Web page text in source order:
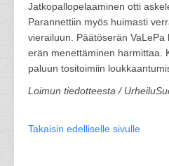
Jatkopallopelaaminen otti
Parannettiin myös huimasti
vierailuun. Päätöserän
erän menettäminen harmittaa.
paluun tositoimiin
Loimun tiedotteesta /
Takaisin edelliselle sivulle